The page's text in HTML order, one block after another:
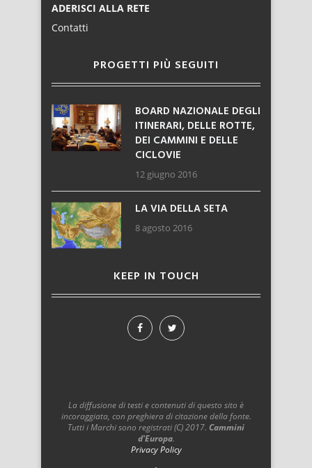
ADERISCI ALLA RETE
Contatti
PROGETTI PIÙ SEGUITI
BOARD NAZIONALE DEGLI
ITINERARI, DELLE ROTTE,
DEI CAMMINI E DELLE
CICLOVIE
12 giugno 2016
LA VIA DELLA SETA
8 agosto 2016
KEEP IN TOUCH
La diffusione di testi e contenuti di questo sito è
incoraggiata, con preghiera di citazione della fonte.
Tutti i Marchi sono registrati (C) 2017. Cammini
d'Europa.
Privacy Policy